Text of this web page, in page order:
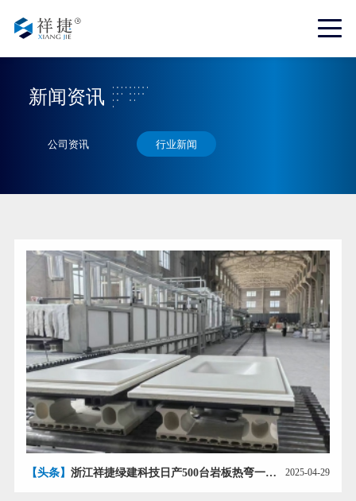
新闻资讯
公司资讯 行业新闻
【头条】 浙江祥捷绿建科技日产500台岩板热弯一体盆智能生产线即将投产 2025-04-29